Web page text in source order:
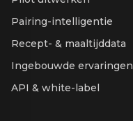
Pairing-intelligentie
Recept- & maaltijddata
Ingebouwde ervaringen
API & white-label